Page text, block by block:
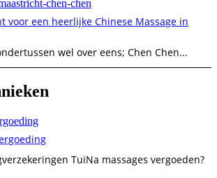
voor een heerlijke Chinese Massage in
wel over eens; Chen Chen...
TuiNa massages vergoeden?